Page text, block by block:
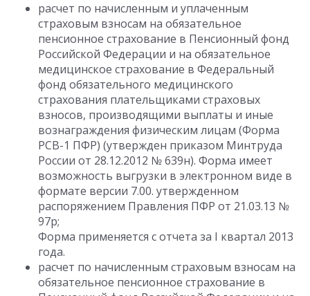
расчет по начисленным и уплаченным
страховым взносам на обязательное
пенсионное страхование в Пенсионный фонд
Российской Федерации и на обязательное
медицинское страхование в Федеральный
фонд обязательного медицинского
страхования плательщиками страховых
взносов, производящими выплаты и иные
вознаграждения физическим лицам (Форма
РСВ-1 ПФР) (утвержден приказом Минтруда
России от 28.12.2012 № 639н). Форма имеет
возможность выгрузки в электронном виде в
формате версии 7.00. утвержденном
распоряжением Правления ПФР от 21.03.13 №
97p;
Форма применяется с отчета за I квартал 2013
года.
расчет по начисленным страховым взносам на
обязательное пенсионное страхование в